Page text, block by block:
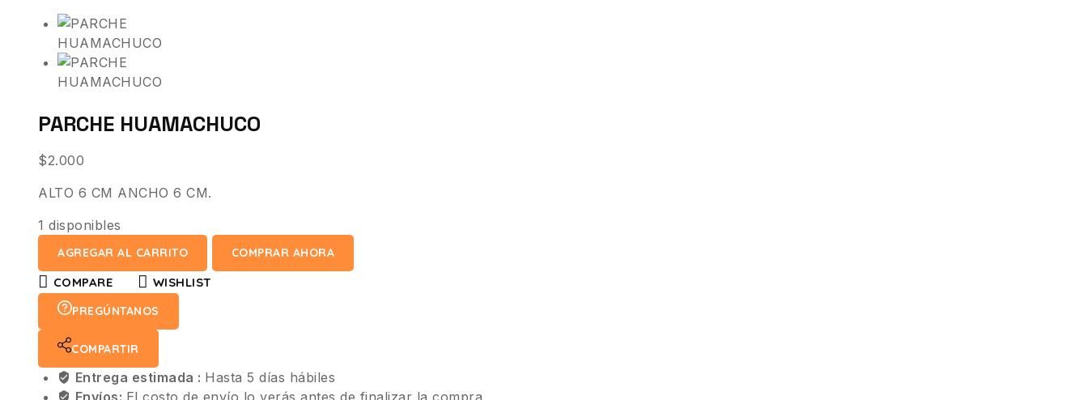
PARCHE HUAMACHUCO
$2.000
ALTO 6 CM ANCHO 6 CM.
1 disponibles
AGREGAR AL CARRITO COMPRAR AHORA
COMPARE WISHLIST
PREGÚNTANOS
COMPARTIR
Entrega estimada : Hasta 5 días hábiles